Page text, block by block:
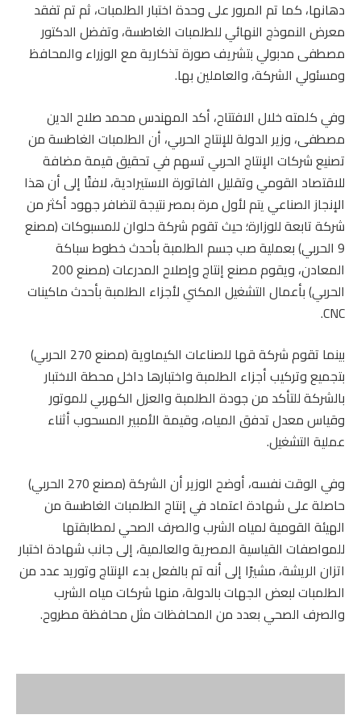
دهانها، كما تم المرور على وحدة اختبار الطلمبات، ثم تم تفقد
معرض النموذج النهائي للطلمبات الغاطسة، وتفضل الدكتور
مصطفى مدبولي بتشريف صورة تذكارية مع الوزراء والمحافظ
ومسئولي الشركة، والعاملين بها.
وفي كلمته خلال الافتتاح، أكد المهندس محمد صلاح الدين
مصطفى، وزير الدولة للإنتاج الحربي، أن الطلمبات الغاطسة من
تصنيع شركات الإنتاج الحربي تسهم في تحقيق قيمة مضافة
للاقتصاد القومي وتقليل الفاتورة الاستيرادية، لافتًا إلى أن هذا
الإنجاز الصناعي يتم لأول مرة بمصر نتيجة لتضافر جهود أكثر من
شركة تابعة للوزارة؛ حيث تقوم شركة حلوان للمسبوكات (مصنع
9 الحربي) بعملية صب جسم الطلمبة بأحدث خطوط سباكة
المعادن، ويقوم مصنع إنتاج وإصلاح المدرعات (مصنع 200
الحربي) بأعمال التشغيل المكني لأجزاء الطلمبة بأحدث ماكينات
CNC.
بينما تقوم شركة قها للصناعات الكيماوية (مصنع 270 الحربي)
بتجميع وتركيب أجزاء الطلمبة واختبارها داخل محطة الاختبار
بالشركة للتأكد من جودة الطلمبة والعزل الكهربي للموتور
وقياس معدل تدفق المياه، وقيمة الأمبير المسحوب أثناء
عملية التشغيل.
وفي الوقت نفسه، أوضح الوزير أن الشركة (مصنع 270 الحربي)
حاصلة على شهادة اعتماد في إنتاج الطلمبات الغاطسة من
الهيئة القومية لمياه الشرب والصرف الصحي لمطابقتها
للمواصفات القياسية المصرية والعالمية، إلى جانب شهادة اختبار
اتزان الريشة، مشيرًا إلى أنه تم بالفعل بدء الإنتاج وتوريد عدد من
الطلمبات لبعض الجهات بالدولة، منها شركات مياه الشرب
والصرف الصحي بعدد من المحافظات مثل محافظة مطروح.